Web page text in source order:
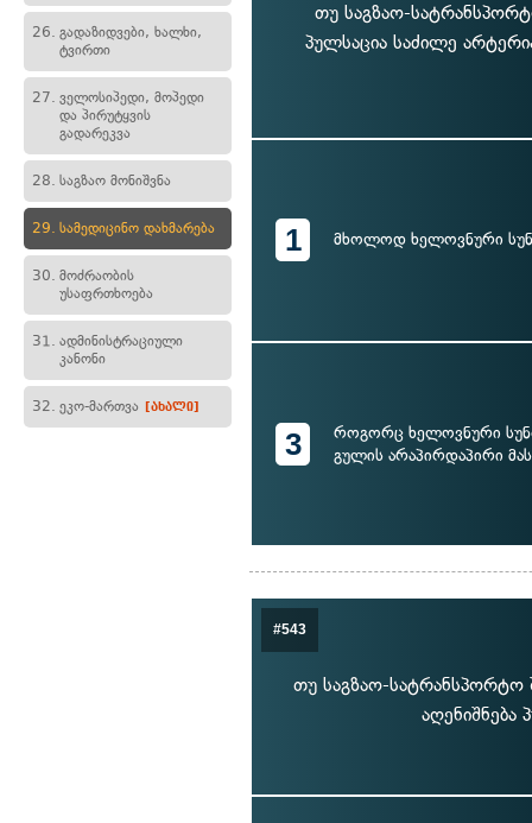
26. გადაზიდვები, ხალხი,
ტვირთი
27. ველოსიპედი, მოპედი
და პირუტყვის
გადარეკვა
28. საგზაო მონიშვნა
29. სამედიცინო დახმარება
30. მოძრაობის
უსაფრთხოება
31. ადმინისტრაციული
კანონი
32. ეკო-მართვა [ახალი]
თუ საგზაო-
პულსაცია საძილე
1 მხოლოდ ხელოვნური
3
როგორც ხელოვნური
გულის არაპირდაპირი
#543
თუ საგზაო-სატრანსპორტო
აღენიშნება